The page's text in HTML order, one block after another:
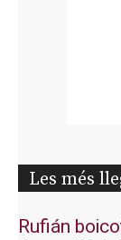
Les més
Rufián